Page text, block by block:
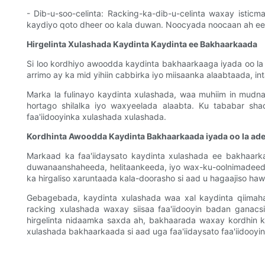
- Dib-u-soo-celinta: Racking-ka-dib-u-celinta waxay
kaydiyo qoto dheer oo kala duwan. Noocyada noocaan ah
Hirgelinta Xulashada Kaydinta Kaydinta ee Bakhaarkaada
Si loo kordhiyo awoodda kaydinta bakhaarkaaga iyada oo
arrimo ay ka mid yihiin cabbirka iyo miisaanka alaabtaada,
Marka la fulinayo kaydinta xulashada, waa muhiim in
hortago shilalka iyo waxyeelada alaabta. Ku tababar
faa'iidooyinka xulashada xulashada.
Kordhinta Awoodda Kaydinta Bakhaarkaada iyada oo la
Markaad ka faa'iidaysato kaydinta xulashada ee
duwanaanshaheeda, helitaankeeda, iyo wax-ku-
ka hirgaliso xaruntaada kala-doorasho si aad u hagaajiso
Gebagebada, kaydinta xulashada waa xal kaydinta
racking xulashada waxay siisaa faa'iidooyin badan
hirgelinta nidaamka saxda ah, bakhaarada waxay
xulashada bakhaarkaada si aad uga faa'iidaysato